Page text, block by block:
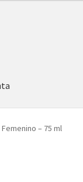
– 75 ml